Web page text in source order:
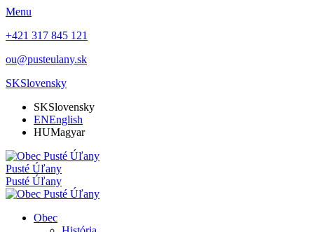
Menu
+421 317 845 121
ou@pusteulany.sk
SKSlovensky
SKSlovensky
ENEnglish
HUMagyar
Pusté Úľany
Pusté Úľany
Obec